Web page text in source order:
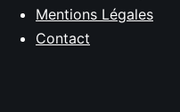
Mentions Légales
Contact